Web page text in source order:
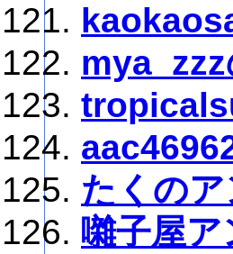
たくの
囃子屋ア